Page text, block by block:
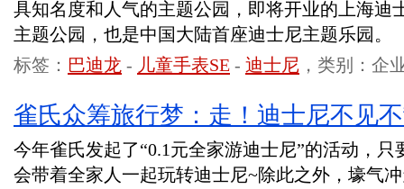
具知名度和人气的主题公园，即将开业的上海迪
主题公园，也是中国大陆首座迪士尼主题乐园。
标签： 巴迪龙 - 儿童手表SE - 迪士尼 ，类别：企
雀氏众筹旅行梦：走！迪士尼不见
今年雀氏发起了“0.1元全家游迪士尼”的活动，
会带着全家人一起玩转迪士尼~除此之外，壕气